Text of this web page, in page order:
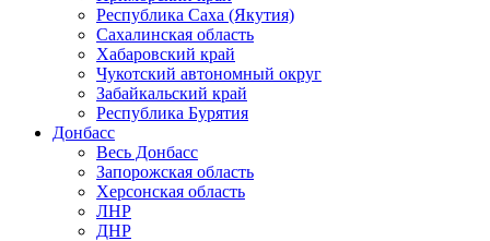
Республика Саха (Якутия)
Сахалинская область
Хабаровский край
Чукотский автономный округ
Забайкальский край
Республика Бурятия
Донбасс
Весь Донбасс
Запорожская область
Херсонская область
ЛНР
ДНР